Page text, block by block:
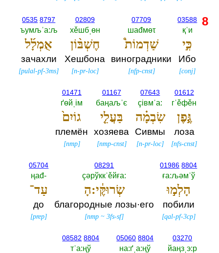
03588
қˈи
כִּ֣י
Ибо
[conj]
07709
шаđмөτ
שַׁדְמוֹת֩
виноградники
[nfp-cnst]
02809
хěшбˌөн
חֶשְׁבּ֨וֹן
Хешбона
[n-pr-loc]
0535 8797
ъумљˈа:љ
אֻמְלָ֜ל
зачахли
[pulal-pf-3ms]
01612
гˈěфěн
גֶּ֣פֶן
лоза
[nfs-cnst]
07643
çiвмˈа:‎
שִׂבְמָ֗ה
Сивмы
[n-pr-loc]
01167
баңаљˈє
בַּעֲלֵ֤י
хозяева
[nmp-cnst]
01471
ґөйˌiм
גוֹיִם֙
племён
[nmp]
01986 8804
ға:љәмˈў
הָלְמ֣וּ
побили
[qal-pf-3cp]
08291
çәрўккˈěйға:‎
שְׂרוּקֶּ֔י:הָ
благородные лозы·его
[nmp ~3fs-sf]
05704
ңаđ-‎
עַד־
до
[prep]
03270
йаңзˌэ:р
05060 8804
на:ґˌа:ңў
08582 8804
тˈа:ңў
8